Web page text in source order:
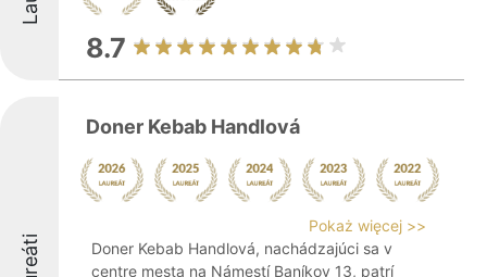
8.7
Doner Kebab Handlová
Pokaż więcej >>
Doner Kebab Handlová, nachádzajúci sa v
centre mesta na Námestí Baníkov 13, patrí